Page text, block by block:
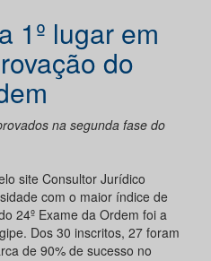
1º lugar em
do
na segunda fase do
site Consultor Jurídico
com o maior índice de
24º Exame da Ordem foi a
Dos 30 inscritos, 27 foram
de 90% de sucesso no